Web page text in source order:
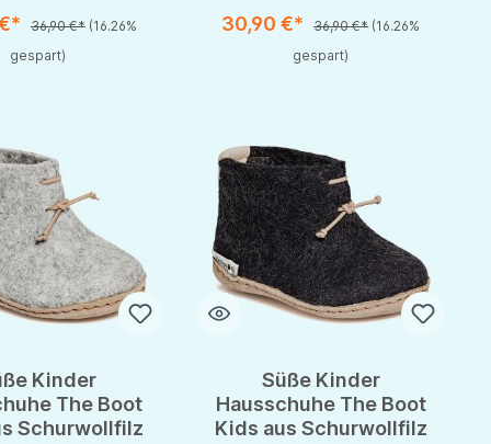
oder zu reduzieren.
die Schaltflächen um die Anzahl zu erhöhen oder zu reduzieren.
36,90 €* (16.26%
gespart)
Gib den gewünschten Wert ein oder benutze die Schaltflächen um
30,90 €* 36,90 €* (16.26%
gespart)
Produkt Anzahl: Gib den gewünschten
Kinder
The Boot
Schurwollfilz
Süße Kinder
Hausschuhe The Boot
Kids aus Schurwollfilz